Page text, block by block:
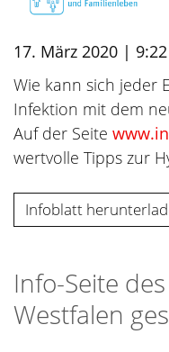
17. März 2020 |
Wie kann sich jeder
Infektion mit dem
Auf der Seite
wertvolle Tipps zur
Infoblatt
Info-Seite
Westfalen